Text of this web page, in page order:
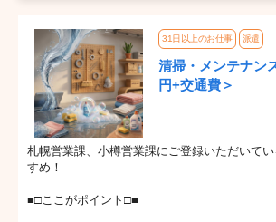
31日以上のお仕事 派遣
清掃・メンテナン
円+交通費＞
札幌営業課、小樽営業課にご登録いただいて
すめ！
■□ここがポイント□■